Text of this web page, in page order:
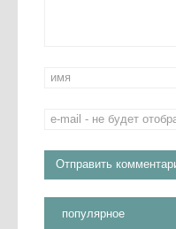
популярное